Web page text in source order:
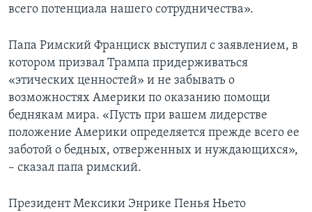
всего потенциала нашего сотрудничества».
Папа Римский Франциск выступил с заявлением, в
котором призвал Трампа придерживаться
«этических ценностей» и не забывать о
возможностях Америки по оказанию помощи
беднякам мира. «Пусть при вашем лидерстве
положение Америки определяется прежде всего ее
заботой о бедных, отверженных и нуждающихся»,
– сказал папа римский.
Президент Мексики Энрике Пенья Ньето